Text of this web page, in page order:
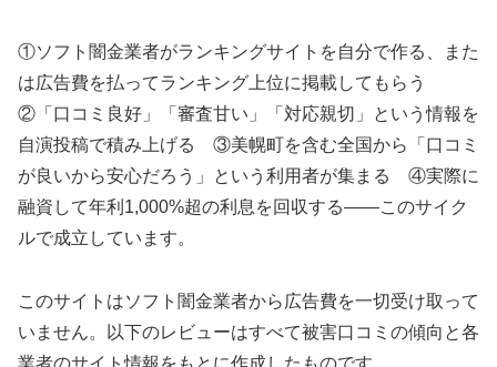
①ソフト闇金業者がランキングサイトを自分で作る、また
は広告費を払ってランキング上位に掲載してもらう
②「口コミ良好」「審査甘い」「対応親切」という情報を
自演投稿で積み上げる ③美幌町を含む全国から「口コミ
が良いから安心だろう」という利用者が集まる ④実際に
融資して年利1,000%超の利息を回収する——このサイク
ルで成立しています。
このサイトはソフト闇金業者から広告費を一切受け取って
いません。以下のレビューはすべて被害口コミの傾向と各